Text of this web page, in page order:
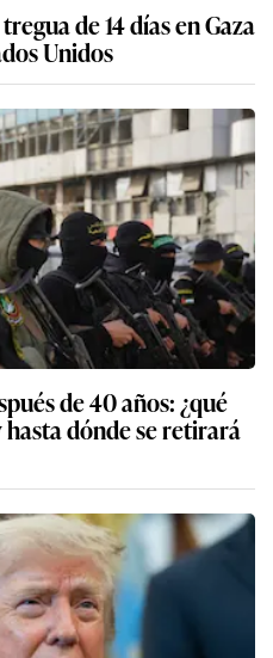
de 14 días en Gaza
Unidos
de 40 años: ¿qué
hasta dónde se retirará